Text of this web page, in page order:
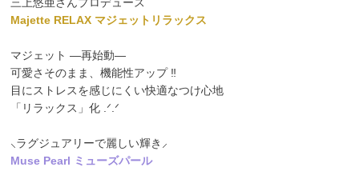
三上悠亜さんプロデュース
Majette RELAX マジェットリラックス
マジェット ―再始動―
可愛さそのまま、機能性アップ ‼
目にストレスを感じにくい快適なつけ心地
「リラックス」化 .ᐟ.ᐟ
⸜ラグジュアリーで麗しい輝き⸝
Muse Pearl ミューズパール